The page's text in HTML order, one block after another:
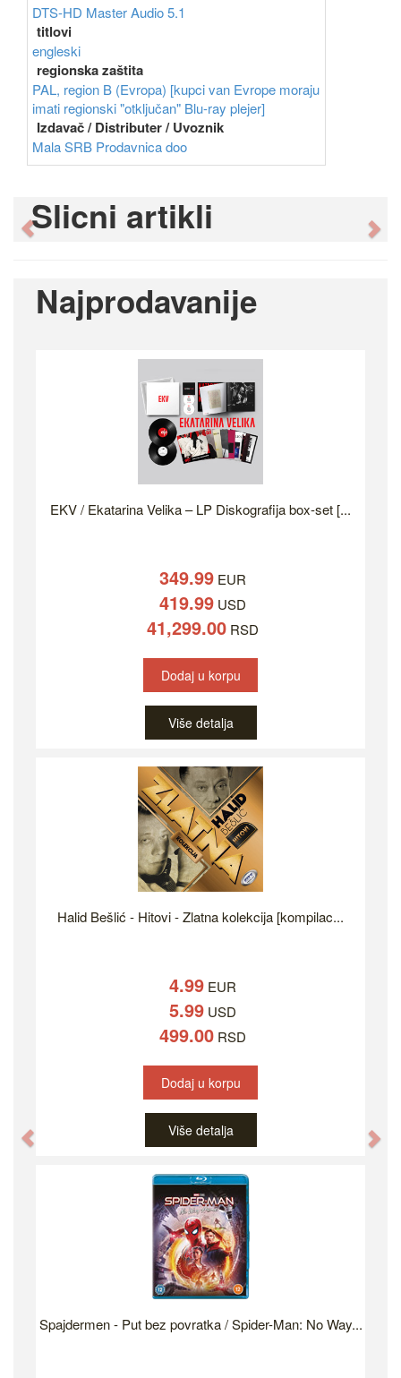
DTS-HD Master Audio 5.1
titlovi
engleski
regionska zaštita
PAL, region B (Evropa) [kupci van Evrope moraju
imati regionski "otključan" Blu-ray plejer]
Izdavač / Distributer / Uvoznik
Mala SRB Prodavnica doo
Slicni artikli
Previous
Najprodavanije
EKV / Ekatarina Velika – LP Diskografija box-set [...
349.99 EUR
419.99 USD
41,299.00 RSD
Dodaj u korpu
Više detalja
Halid Bešlić - Hitovi - Zlatna kolekcija [kompilac...
4.99 EUR
5.99 USD
499.00 RSD
Dodaj u korpu
Više detalja
Spajdermen - Put bez povratka / Spider-Man: No Way...